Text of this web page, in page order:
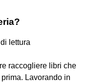
lettura
raccogliere libri che
Lavorando in